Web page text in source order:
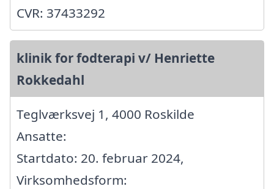
CVR: 37433292
klinik for fodterapi v/ Henriette
Rokkedahl
Teglværksvej 1, 4000 Roskilde
Ansatte:
Startdato: 20. februar 2024,
Virksomhedsform: